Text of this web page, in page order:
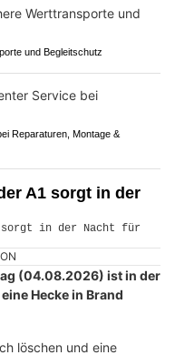
und Begleitschutz
Reparaturen, Montage &
A1 sorgt in der
(04.08.2026) ist in der
eine Hecke in Brand
löschen und eine